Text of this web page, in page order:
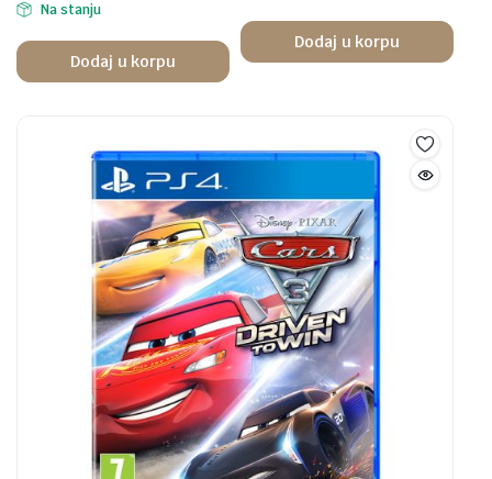
Na stanju
Dodaj u korpu
Dodaj u korpu